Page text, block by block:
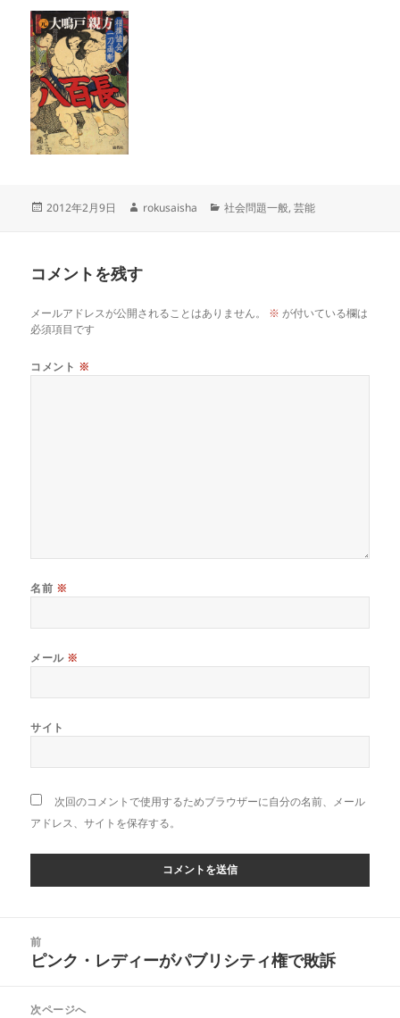
投
2012年2月9日
作
rokusaisha
カ
社会問題一般,芸能
コメントを残す
メールアドレスが公開されることはありません。 ※ が付いている欄は
必須項目です
コメント ※
名前 ※
メール ※
サイト
次回のコメントで使用するためブラウザーに自分の名前、メール
アドレス、サイトを保存する。
前
前
投
ピンク・レディーがパブリシティ権で敗訴
次ページへ